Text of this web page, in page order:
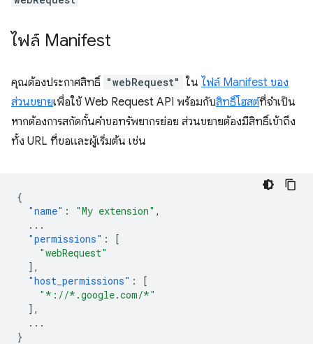
ไฟล์ Manifest
คุณต้องประกาศสิทธิ์ "webRequest" ใน ไฟล์ Manifest ของ
ส่วนขยายเพื่อใช้ Web Request API พร้อมกับสิทธิ์โฮสต์ที่จำเป็น
หากต้องการสกัดกั้นคำขอทรัพยากรย่อย ส่วนขยายต้องมีสิทธิ์เข้าถึง
ทั้ง URL ที่ขอและผู้เริ่มต้น เช่น
{
"name" : "My extension" ,
...
"permissions" :
[
"webRequest"
],
"host_permissions" :
[
"*://*.google.com/*"
],
...
}